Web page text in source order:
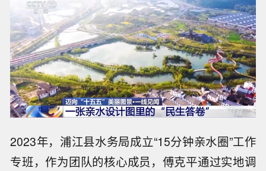
2023年，浦江县水务局成立“15分钟亲水圈”工作
专班，作为团队的核心成员，傅克平通过实地调